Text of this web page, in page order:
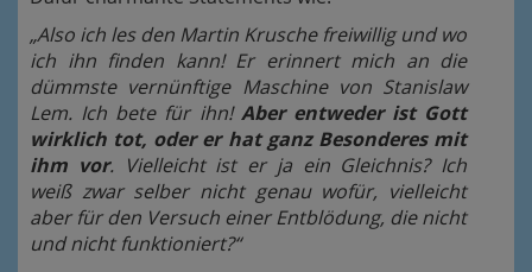
„Also ich les den Martin Krusche freiwillig und wo
ich ihn finden kann! Er erinnert mich an die
dümmste vernünftige Maschine von Stanislaw
Lem. Ich bete für ihn! Aber entweder ist Gott
wirklich tot, oder er hat ganz Besonderes mit
ihm vor. Vielleicht ist er ja ein Gleichnis? Ich
weiß zwar selber nicht genau wofür, vielleicht
aber für den Versuch einer Entblödung, die nicht
und nicht funktioniert?“